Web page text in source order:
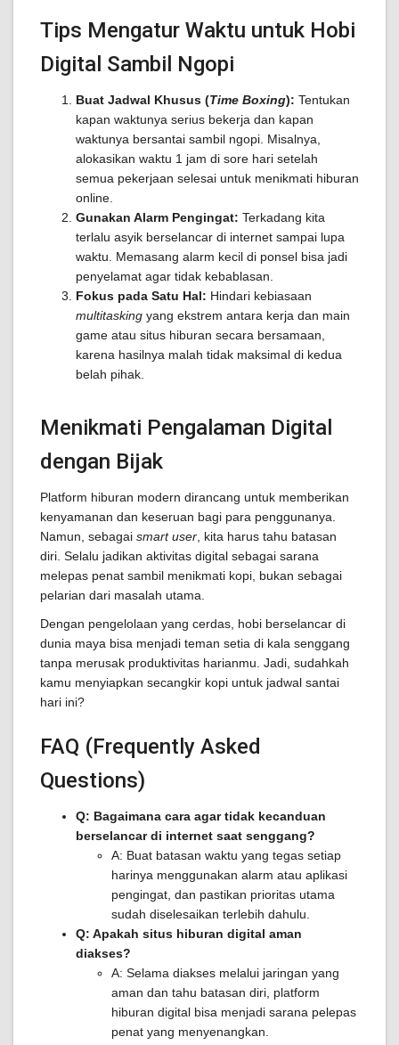
Tips Mengatur Waktu untuk Hobi
Digital Sambil Ngopi
Buat Jadwal Khusus (Time Boxing): Tentukan
kapan waktunya serius bekerja dan kapan
waktunya bersantai sambil ngopi. Misalnya,
alokasikan waktu 1 jam di sore hari setelah
semua pekerjaan selesai untuk menikmati hiburan
online.
Gunakan Alarm Pengingat: Terkadang kita
terlalu asyik berselancar di internet sampai lupa
waktu. Memasang alarm kecil di ponsel bisa jadi
penyelamat agar tidak kebablasan.
Fokus pada Satu Hal: Hindari kebiasaan
multitasking yang ekstrem antara kerja dan main
game atau situs hiburan secara bersamaan,
karena hasilnya malah tidak maksimal di kedua
belah pihak.
Menikmati Pengalaman Digital
dengan Bijak
Platform hiburan modern dirancang untuk memberikan
kenyamanan dan keseruan bagi para penggunanya.
Namun, sebagai smart user , kita harus tahu batasan
diri. Selalu jadikan aktivitas digital sebagai sarana
melepas penat sambil menikmati kopi, bukan sebagai
pelarian dari masalah utama.
Dengan pengelolaan yang cerdas, hobi berselancar di
dunia maya bisa menjadi teman setia di kala senggang
tanpa merusak produktivitas harianmu. Jadi, sudahkah
kamu menyiapkan secangkir kopi untuk jadwal santai
hari ini?
FAQ (Frequently Asked
Questions)
Q: Bagaimana cara agar tidak kecanduan
berselancar di internet saat senggang?
A: Buat batasan waktu yang tegas setiap
harinya menggunakan alarm atau aplikasi
pengingat, dan pastikan prioritas utama
sudah diselesaikan terlebih dahulu.
Q: Apakah situs hiburan digital aman
diakses?
A: Selama diakses melalui jaringan yang
aman dan tahu batasan diri, platform
hiburan digital bisa menjadi sarana pelepas
penat yang menyenangkan.